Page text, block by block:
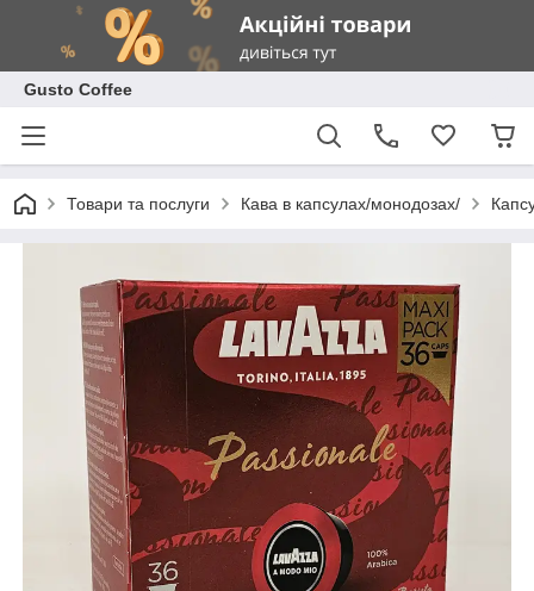
Gusto Coffee
Товари та послуги Кава в капсулах/монодозах/